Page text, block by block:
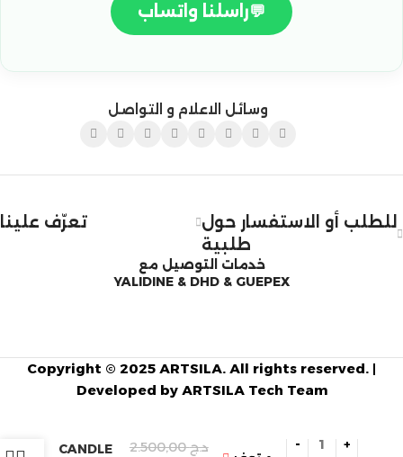
💬راسلنا واتساب
وسائل الاعلام و التواصل
تعرّف علينا
للطلب أو الاستفسار حول
طلبية
خدمات التوصيل مع
YALIDINE & DHD & GUEPEX
Copyright © 2025 ARTSILA. All rights reserved. |
Developed by ARTSILA Tech Team
CANDLE
د.ج2.500,00